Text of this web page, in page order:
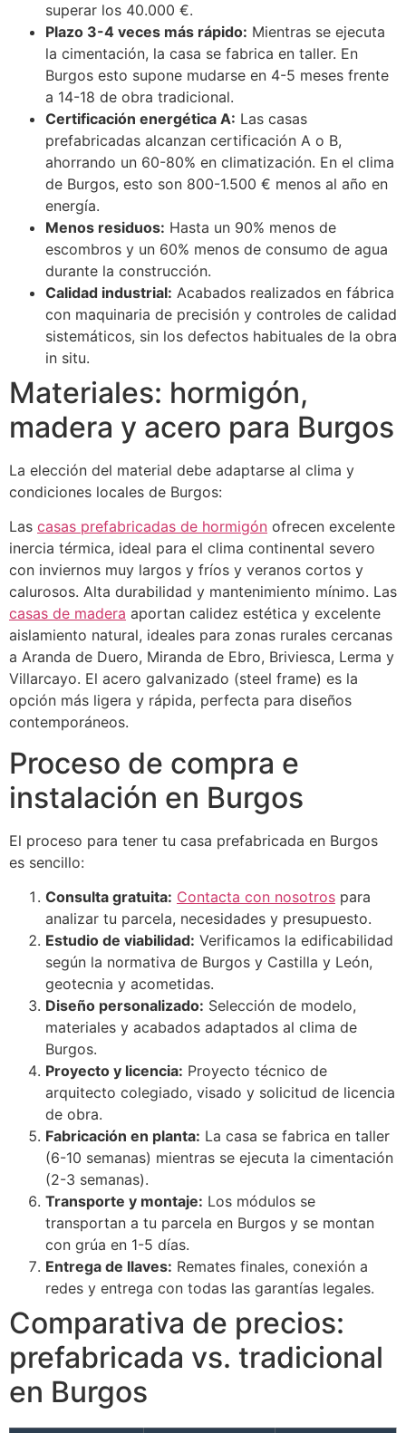
superar los 40.000 €.
Plazo 3-4 veces más rápido: Mientras se ejecuta
la cimentación, la casa se fabrica en taller. En
Burgos esto supone mudarse en 4-5 meses frente
a 14-18 de obra tradicional.
Certificación energética A: Las casas
prefabricadas alcanzan certificación A o B,
ahorrando un 60-80% en climatización. En el clima
de Burgos, esto son 800-1.500 € menos al año en
energía.
Menos residuos: Hasta un 90% menos de
escombros y un 60% menos de consumo de agua
durante la construcción.
Calidad industrial: Acabados realizados en fábrica
con maquinaria de precisión y controles de calidad
sistemáticos, sin los defectos habituales de la obra
in situ.
Materiales: hormigón,
madera y acero para Burgos
La elección del material debe adaptarse al clima y
condiciones locales de Burgos:
Las casas prefabricadas de hormigón ofrecen excelente
inercia térmica, ideal para el clima continental severo
con inviernos muy largos y fríos y veranos cortos y
calurosos. Alta durabilidad y mantenimiento mínimo. Las
casas de madera aportan calidez estética y excelente
aislamiento natural, ideales para zonas rurales cercanas
a Aranda de Duero, Miranda de Ebro, Briviesca, Lerma y
Villarcayo. El acero galvanizado (steel frame) es la
opción más ligera y rápida, perfecta para diseños
contemporáneos.
Proceso de compra e
instalación en Burgos
El proceso para tener tu casa prefabricada en Burgos
es sencillo:
Consulta gratuita: Contacta con nosotros para
analizar tu parcela, necesidades y presupuesto.
Estudio de viabilidad: Verificamos la edificabilidad
según la normativa de Burgos y Castilla y León,
geotecnia y acometidas.
Diseño personalizado: Selección de modelo,
materiales y acabados adaptados al clima de
Burgos.
Proyecto y licencia: Proyecto técnico de
arquitecto colegiado, visado y solicitud de licencia
de obra.
Fabricación en planta: La casa se fabrica en taller
(6-10 semanas) mientras se ejecuta la cimentación
(2-3 semanas).
Transporte y montaje: Los módulos se
transportan a tu parcela en Burgos y se montan
con grúa en 1-5 días.
Entrega de llaves: Remates finales, conexión a
redes y entrega con todas las garantías legales.
Comparativa de precios:
prefabricada vs. tradicional
en Burgos